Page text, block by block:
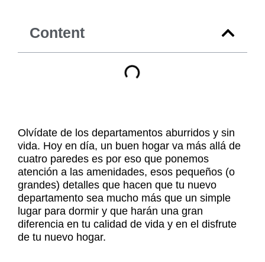
Content
Olvídate de los departamentos aburridos y sin
vida. Hoy en día, un buen hogar va más allá de
cuatro paredes es por eso que ponemos
atención a las amenidades, esos pequeños (o
grandes) detalles que hacen que tu nuevo
departamento sea mucho más que un simple
lugar para dormir y que harán una gran
diferencia en tu calidad de vida y en el disfrute
de tu nuevo hogar.